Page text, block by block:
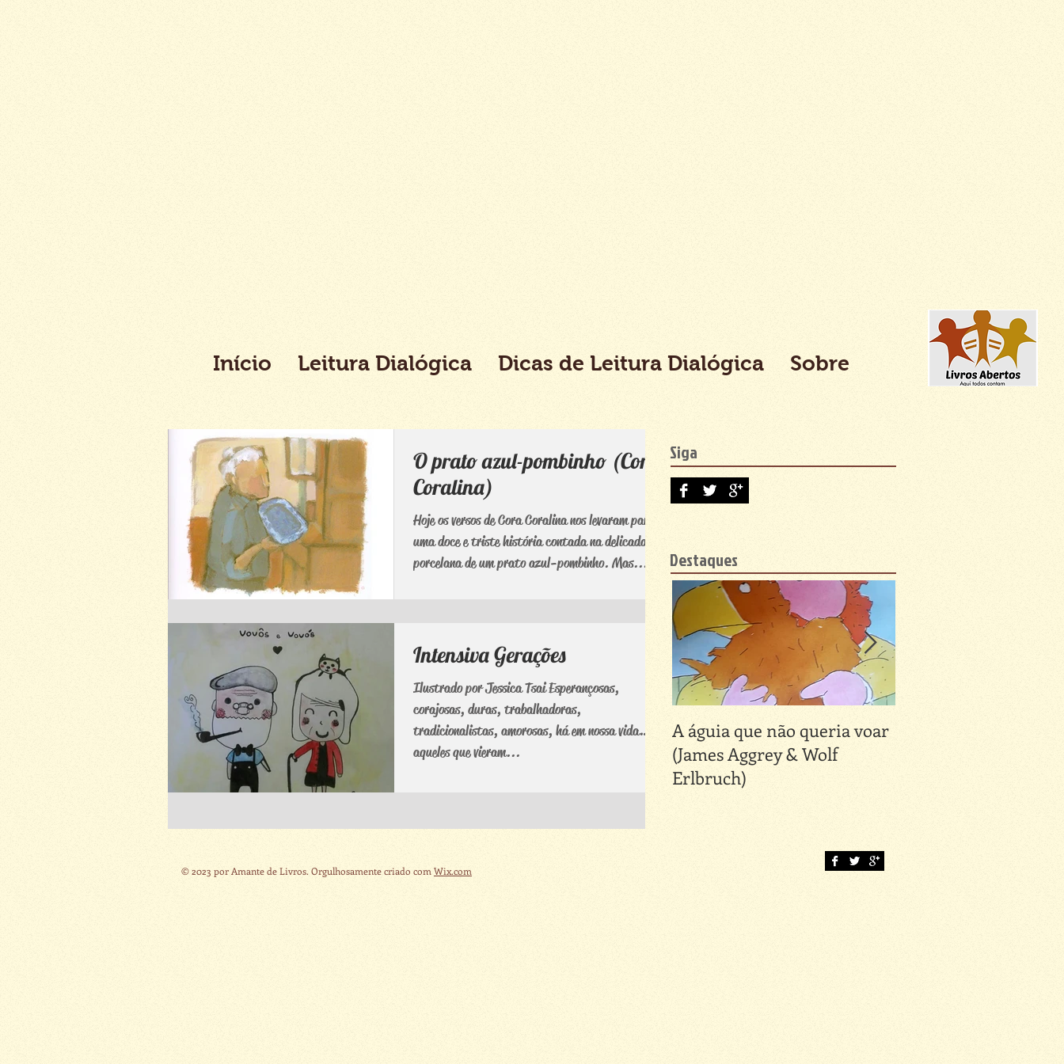
O prato azul-pombinho (Cora
Coralina)
Hoje os versos de Cora Coralina nos levaram para
uma doce e triste história contada na delicada
porcelana de um prato azul-pombinho. Mas...
Intensiva Gerações
Ilustrado por Jessica Tsai Esperançosas,
corajosas, duras, trabalhadoras,
tradicionalistas, amorosas, há em nossa vida
aqueles que vieram...
Siga
Destaques
A águia que não queria voar
(James Aggrey & Wolf
Erlbruch)
Início Leitura Dialógica Dicas de Leitura Dialógica Sobre
© 2023 por Amante de Livros. Orgulhosamente criado com Wix.com